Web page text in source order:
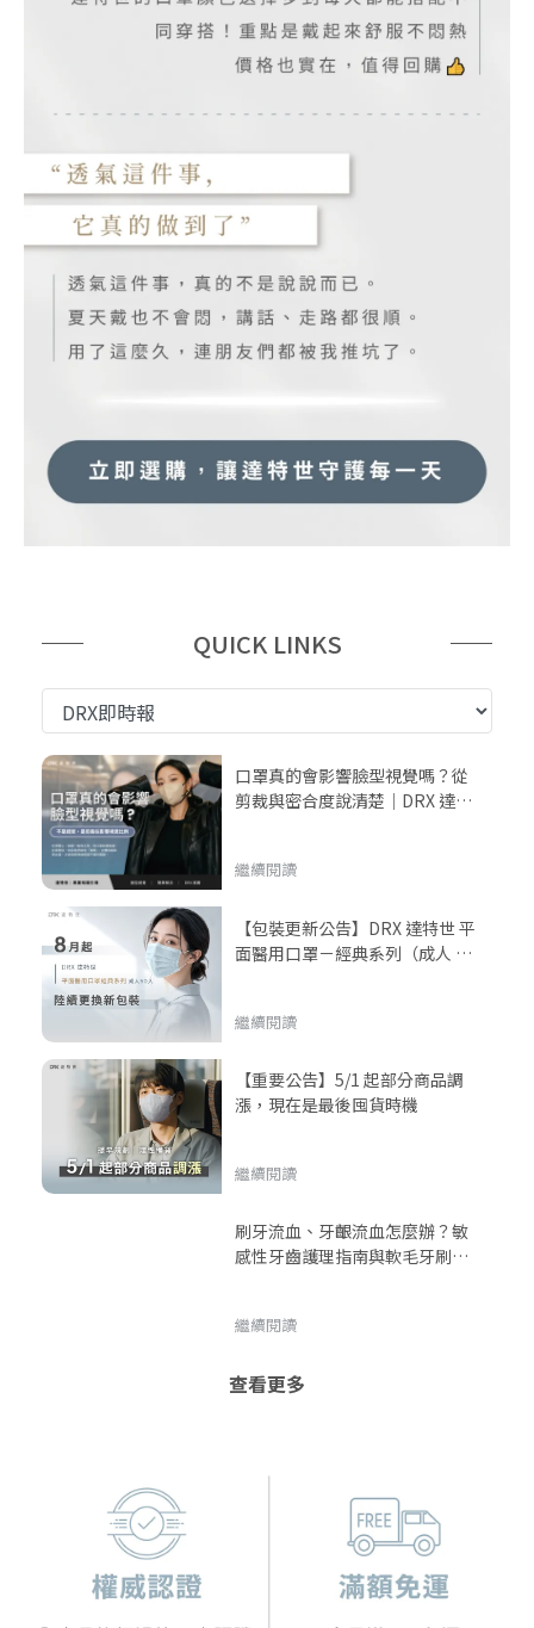
QUICK LINKS
口罩真的會影響臉型視覺嗎？從
剪裁與密合度說清楚｜DRX 達特
繼續閱讀
【包裝更新公告】DRX 達特世 平
面醫用口罩－經典系列（成人 50
繼續閱讀
【重要公告】5/1 起部分商品調
漲，現在是最後囤貨時機
繼續閱讀
刷牙流血、牙齦流血怎麼辦？敏
感性牙齒護理指南與軟毛牙刷推
繼續閱讀
查看更多